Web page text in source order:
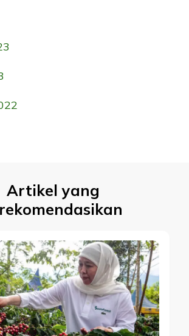
Artikel yang